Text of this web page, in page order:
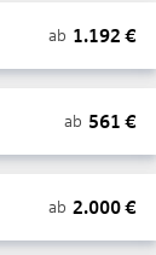
ab 1.192 €
ab 561 €
ab 2.000€